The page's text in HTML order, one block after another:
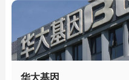
华大基因